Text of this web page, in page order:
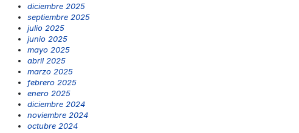
diciembre 2025
septiembre 2025
julio 2025
junio 2025
mayo 2025
abril 2025
marzo 2025
febrero 2025
enero 2025
diciembre 2024
noviembre 2024
octubre 2024